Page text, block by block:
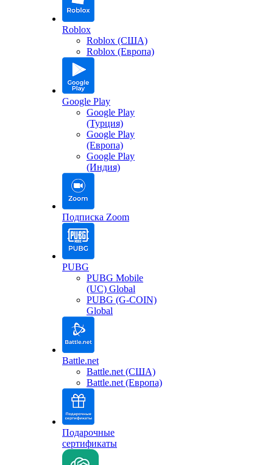
Roblox
Roblox (США)
Roblox (Европа)
Google Play
Google Play
(Турция)
Google Play
(Европа)
Google Play
(Индия)
Подписка Zoom
PUBG
PUBG Mobile
(UC) Global
PUBG (G-COIN)
Global
Battle.net
Battle.net (США)
Battle.net (Европа)
Подарочные
сертификаты